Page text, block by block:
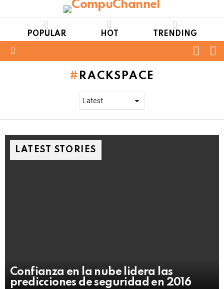
POPULAR HOT TRENDING
RACKSPACE
LATEST STORIES
Confianza en la nube lidera las
predicciones de seguridad en 2016